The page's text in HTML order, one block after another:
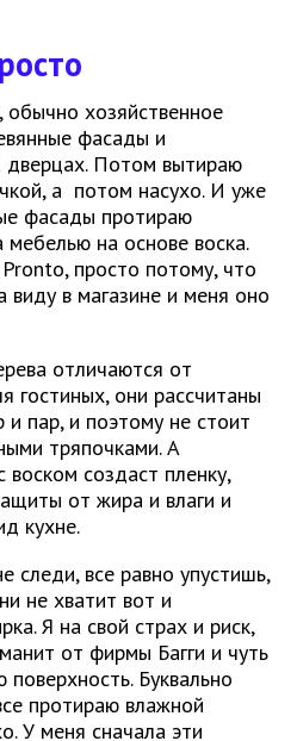
обычно хозяйственное
фасады и
дверцах. Потом вытираю
а потом насухо. И уже
фасады протираю
на основе воска.
просто потому, что
виду в магазине и меня оно
отличаются от
гостиных, они рассчитаны
и пар, и поэтому не стоит
тряпочками. А
создаст пленку,
от жира и влаги и
кухне.
следи, все равно упустишь,
не хватит вот и
Я на свой страх и риск,
от фирмы Багги и чуть
Буквально
протираю влажной
У меня сначала эти